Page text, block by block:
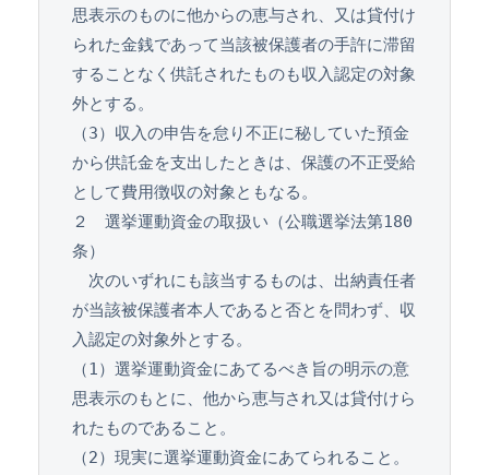
思表示のものに他からの恵与され、又は貸付け
られた金銭であって当該被保護者の手許に滞留
することなく供託されたものも収入認定の対象
外とする。
（3）収入の申告を怠り不正に秘していた預金
から供託金を支出したときは、保護の不正受給
として費用徴収の対象ともなる。
２　選挙運動資金の取扱い（公職選挙法第180
条）
次のいずれにも該当するものは、出納責任者
が当該被保護者本人であると否とを問わず、収
入認定の対象外とする。
（1）選挙運動資金にあてるべき旨の明示の意
思表示のもとに、他から恵与され又は貸付けら
れたものであること。
（2）現実に選挙運動資金にあてられること。